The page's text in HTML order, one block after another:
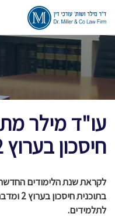
עו"ד מילר
חיסכון בערוץ 2
לקראת שנת הלימודים
בתוכנית
לתלמידים.